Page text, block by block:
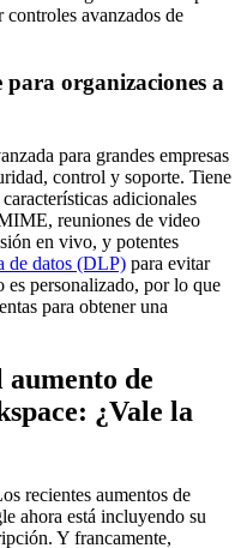
controles avanzados de
para organizaciones a
para grandes empresas
control y soporte. Tiene
adicionales
reuniones de video
en vivo, y potentes
de datos (DLP) para evitar
es personalizado, por lo que
para obtener una
de
¿Vale la
recientes aumentos de
ahora está incluyendo su
Y francamente,